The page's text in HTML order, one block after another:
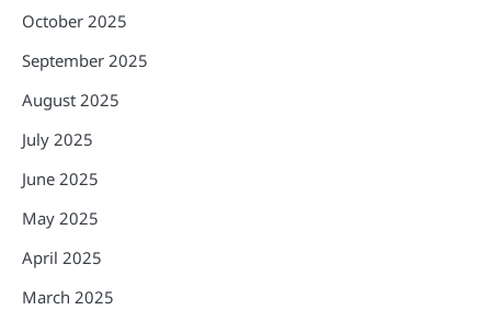
October 2025
September 2025
August 2025
July 2025
June 2025
May 2025
April 2025
March 2025